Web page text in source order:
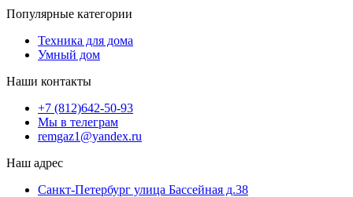
Популярные категории
Техника для дома
Умный дом
Наши контакты
+7 (812)642-50-93
Мы в телеграм
remgaz1@yandex.ru
Наш адрес
Санкт-Петербург улица Бассейная д.38